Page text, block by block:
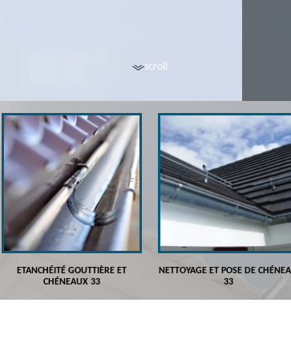
scroll
ETANCHÉITÉ GOUTTIÈRE ET
CHÉNEAUX 33
NETTOYAGE ET POSE DE
33